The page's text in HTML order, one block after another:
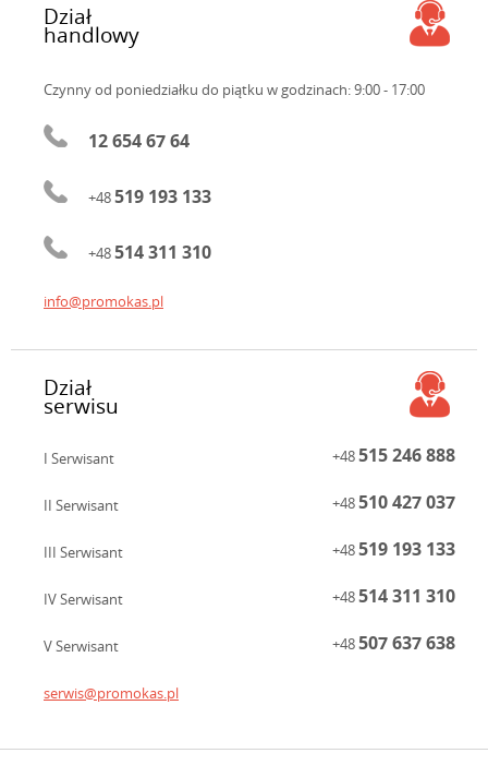
Dział
handlowy
Czynny od poniedziałku do piątku w godzinach: 9:00 - 17:00
12 654 67 64
+48519 193 133
+48514 311 310
info@promokas.pl
Dział
serwisu
I Serwisant +48515 246 888
II Serwisant +48510 427 037
III Serwisant +48519 193 133
IV Serwisant +48514 311 310
V Serwisant +48507 637 638
serwis@promokas.pl